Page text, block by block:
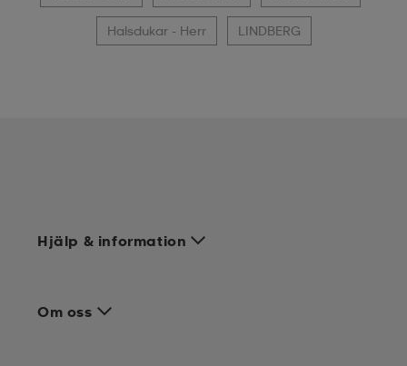
Halsdukar - Herr LINDBERG
Hjälp & information
Om oss